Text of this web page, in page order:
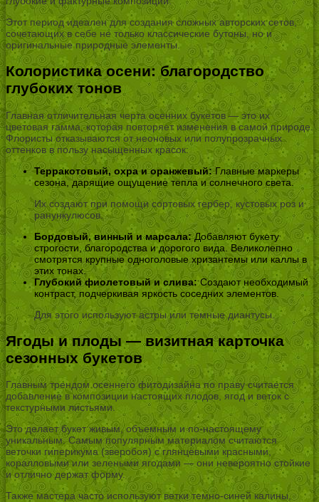
Этот период идеален для создания сложных авторских сетов,
сочетающих в себе не только классические бутоны, но и
оригинальные природные элементы.
Колористика осени: благородство
глубоких тонов
Главная отличительная черта осенних букетов — это их
цветовая гамма, которая повторяет изменения в самой природе.
Флористы отказываются от неоновых или полупрозрачных
оттенков в пользу насыщенных красок:
Терракотовый, охра и оранжевый:Главные маркеры
сезона, дарящие ощущение тепла и солнечного света.
Их создают при помощи сортовых гербер, кустовых роз и
ранункулюсов.
Бордовый, винный и марсала:Добавляют букету
строгости, благородства и дорогого вида. Великолепно
смотрятся крупные одноголовые хризантемы или каллы в
этих тонах.
Глубокий фиолетовый и слива:Создают необходимый
контраст, подчеркивая яркость соседних элементов.
Для этого используют астры или темные диантусы.
Ягоды и плоды — визитная карточка
сезонных букетов
Главным трендом осеннего фитодизайна по праву считается
добавление в композиции настоящих плодов, ягод и веток с
текстурными листьями.
Это делает букет живым, объемным и по-настоящему
уникальным. Самым популярным материалом считаются
веточки гиперикума (зверобоя) с глянцевыми красными,
коралловыми или зелеными ягодами — они невероятно стойкие
и отлично держат форму.
Также мастера часто используют ветки темно-синей калины,